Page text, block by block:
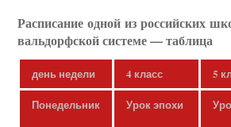
Расписание одной из российских
вальдорфской системе — таблица
день недели 4 класс 5
Понедельник Урок эпохи